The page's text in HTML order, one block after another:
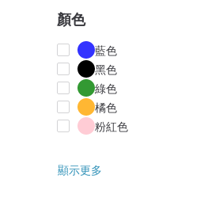
顏色
藍色
黑色
綠色
橘色
粉紅色
顯示更多